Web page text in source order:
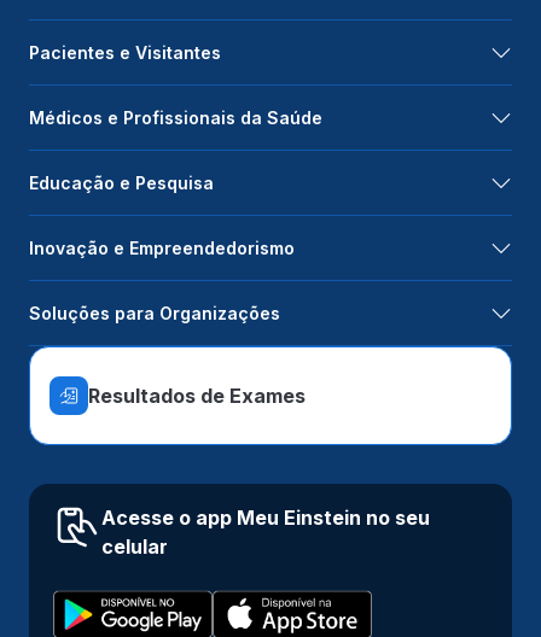
Pacientes e Visitantes
Médicos e Profissionais da Saúde
Educação e Pesquisa
Inovação e Empreendedorismo
Soluções para Organizações
Resultados de Exames
Acesse o app Meu Einstein no seu
celular